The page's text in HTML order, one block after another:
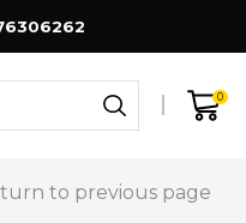
0
to previous page